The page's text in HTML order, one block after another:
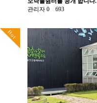
관리자 0693
Hot